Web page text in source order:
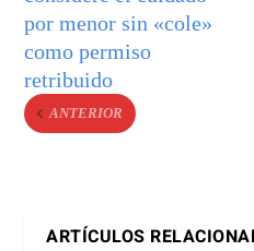
por menor sin «cole»
como permiso
retribuido
ANTERIOR
ARTÍCULOS